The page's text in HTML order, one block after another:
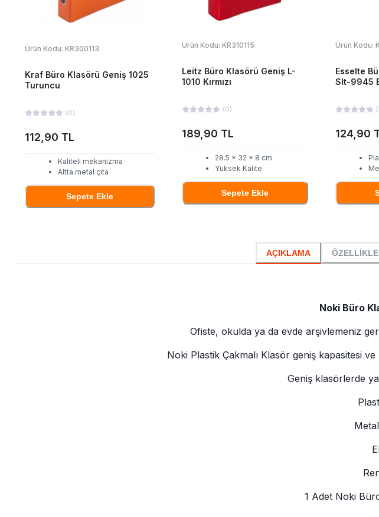
Ürün Kodu: KR300113
Kraf Büro Klasörü Geniş 1025
Turuncu
(0)
112,90 TL
Kaliteli mekanizma
Altta metal çıta
Sepete Ekle
Ürün Kodu: KR310115
Leitz Büro Klasörü Geniş L-
1010 Kırmızı
(0)
189,90 TL
28.5 x 32 x 8 cm
Yüksek Kalite
Sepete Ekle
Ürün Kodu:
Esselte
Slt-9945
(
124,90
AÇIKLAMA
Noki Büro
Ofiste, okulda ya da evde arşivlemeniz
Noki Plastik Çakmalı Klasör geniş kapasitesi
Geniş klasörlerde
1 Adet Noki